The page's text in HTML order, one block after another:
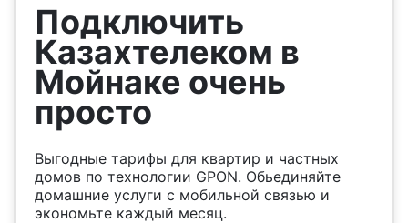
Проверить
возможность
подключения
Проверить
возможность
подключения по
названию ЖК
Новости
Акции
Заявка на
подбор тарифа
Подключить
Казахтелеком в
Мойнаке очень
просто
Выгодные тарифы для квартир и частных
домов по технологии GPON. Обьединяйте
домашние услуги с мобильной связью и
экономьте каждый месяц.